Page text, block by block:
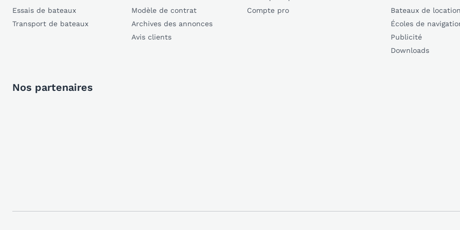
Essais de bateaux
Transport de bateaux
Modèle de contrat
Archives des annonces
Avis clients
Compte pro
Bateaux de
Écoles de
Publicité
Downloads
Nos partenaires